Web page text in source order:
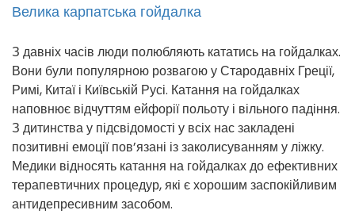
Велика карпатська гойдалка
З давніх часів люди полюбляють кататись на гойдалках.
Вони були популярною розвагою у Стародавніх Греції,
Римі, Китаї і Київській Русі. Катання на гойдалках
наповнює відчуттям ейфорії польоту і вільного падіння.
З дитинства у підсвідомості у всіх нас закладені
позитивні емоції пов’язані із заколисуванням у ліжку.
Медики відносять катання на гойдалках до ефективних
терапевтичних процедур, які є хорошим заспокійливим
антидепресивним засобом.